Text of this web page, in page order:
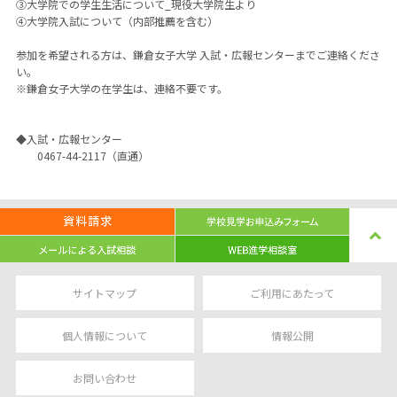
③大学院での学生生活について_現役大学院生より
④大学院入試について（内部推薦を含む）
参加を希望される方は、鎌倉女子大学 入試・広報センターまでご連絡くださ
い。
※鎌倉女子大学の在学生は、連絡不要です。
◆入試・広報センター
0467-44-2117（直通）
サイトマップ ご利用にあたって
個人情報について 情報公開
お問い合わせ